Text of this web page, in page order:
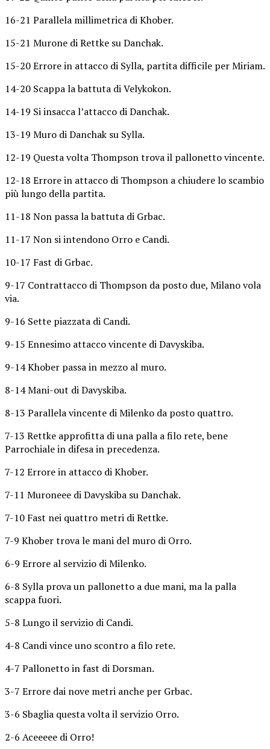
16-21 Parallela millimetrica di Khober.
15-21 Murone di Rettke su Danchak.
15-20 Errore in attacco di Sylla, partita difficile per Miriam.
14-20 Scappa la battuta di Velykokon.
14-19 Si insacca l’attacco di Danchak.
13-19 Muro di Danchak su Sylla.
12-19 Questa volta Thompson trova il pallonetto vincente.
12-18 Errore in attacco di Thompson a chiudere lo scambio
più lungo della partita.
11-18 Non passa la battuta di Grbac.
11-17 Non si intendono Orro e Candi.
10-17 Fast di Grbac.
9-17 Contrattacco di Thompson da posto due, Milano vola
via.
9-16 Sette piazzata di Candi.
9-15 Ennesimo attacco vincente di Davyskiba.
9-14 Khober passa in mezzo al muro.
8-14 Mani-out di Davyskiba.
8-13 Parallela vincente di Milenko da posto quattro.
7-13 Rettke approfitta di una palla a filo rete, bene
Parrochiale in difesa in precedenza.
7-12 Errore in attacco di Khober.
7-11 Muroneee di Davyskiba su Danchak.
7-10 Fast nei quattro metri di Rettke.
7-9 Khober trova le mani del muro di Orro.
6-9 Errore al servizio di Milenko.
6-8 Sylla prova un pallonetto a due mani, ma la palla
scappa fuori.
5-8 Lungo il servizio di Candi.
4-8 Candi vince uno scontro a filo rete.
4-7 Pallonetto in fast di Dorsman.
3-7 Errore dai nove metri anche per Grbac.
3-6 Sbaglia questa volta il servizio Orro.
2-6 Aceeeee di Orro!